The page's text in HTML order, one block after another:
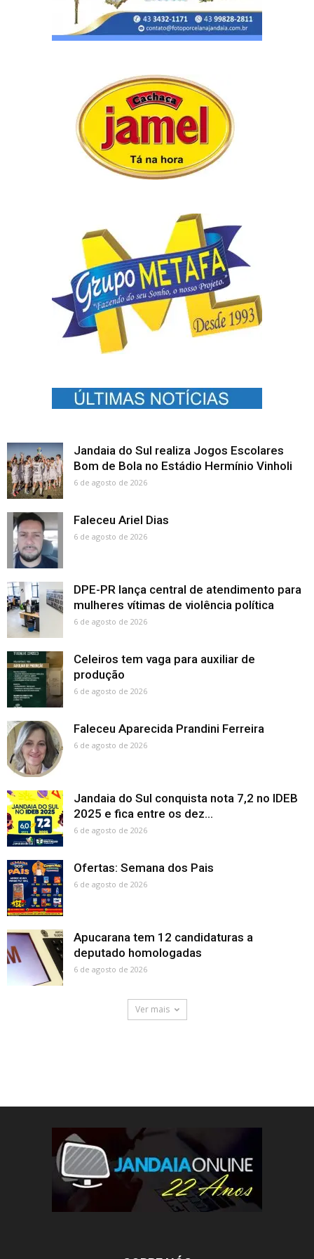
Jandaia do Sul realiza Jogos Escolares
Bom de Bola no Estádio Hermínio Vinholi
6 de agosto de 2026
Faleceu Ariel Dias
6 de agosto de 2026
DPE-PR lança central de atendimento para
mulheres vítimas de violência política
6 de agosto de 2026
Celeiros tem vaga para auxiliar de
produção
6 de agosto de 2026
Faleceu Aparecida Prandini Ferreira
6 de agosto de 2026
Jandaia do Sul conquista nota 7,2 no IDEB
2025 e fica entre os dez...
6 de agosto de 2026
Ofertas: Semana dos Pais
6 de agosto de 2026
Apucarana tem 12 candidaturas a
deputado homologadas
6 de agosto de 2026
Ver mais